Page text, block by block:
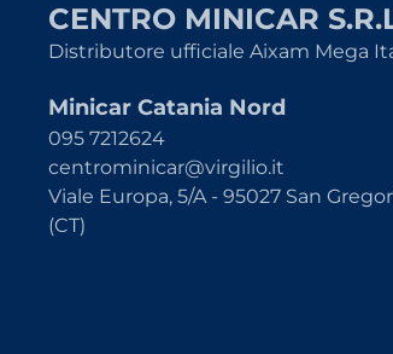
CENTRO MINICAR
Distributore ufficiale Aixam Mega
Minicar Catania Nord
095 7212624
centrominicar@virgilio.it
Viale Europa, 5/A - 95027 San
(CT)